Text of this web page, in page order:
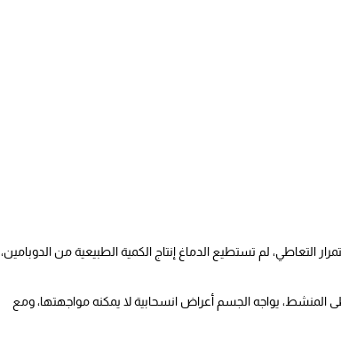
التعاطي، لم تستطيع الدماغ إنتاج الكمية الطبيعية من الدوبامين،
يواجه الجسم أعراض انسحابية لا يمكنه مواجهتها، ومع